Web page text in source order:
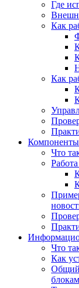
Где
Как
Как
Что
Что
Как
Общий